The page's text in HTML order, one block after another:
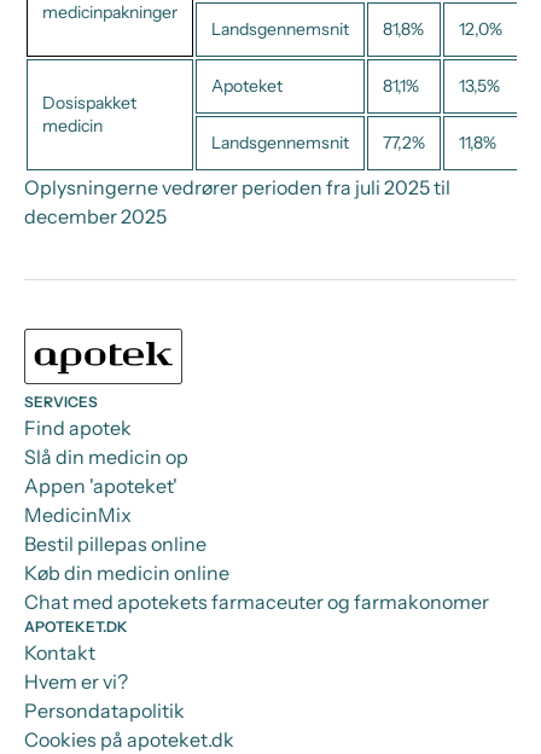
medicinpakninger
Landsgennemsnit 81,8% 12,0%
Dosispakket
medicin
Apoteket 81,1% 13,5%
Landsgennemsnit 77,2% 11,8%
Oplysningerne vedrører perioden fra juli 2025 til
december 2025
SERVICES
Find apotek
Slå din medicin op
Appen 'apoteket'
MedicinMix
Bestil pillepas online
Køb din medicin online
Chat med apotekets farmaceuter og farmakonomer
APOTEKET.DK
Kontakt
Hvem er vi?
Persondatapolitik
Cookies på apoteket.dk